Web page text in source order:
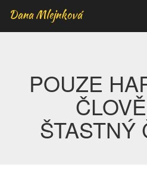
Dana Mlejnková
POUZE
ŠTASTNÝ